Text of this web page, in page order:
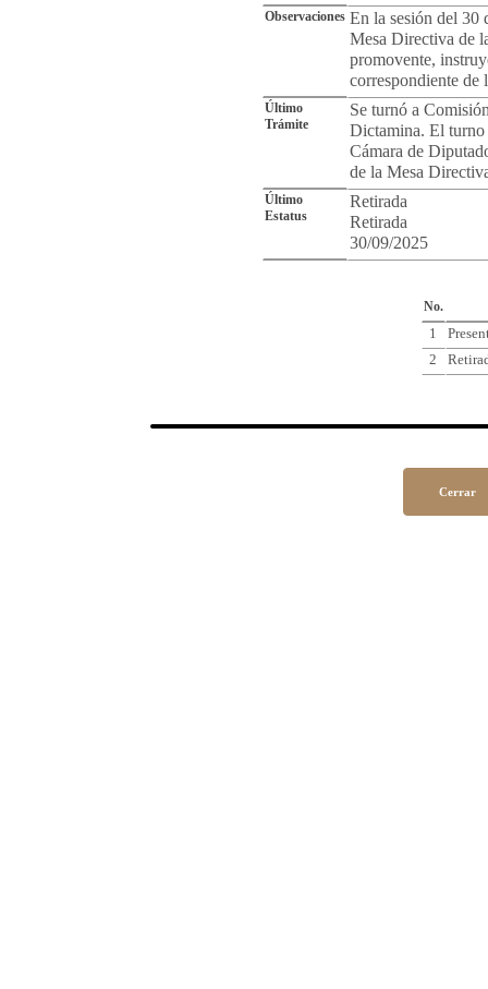
Observaciones En la sesión del 30
Mesa Directiva de
promovente,
correspondiente de
Último
Trámite
Se turnó a
Dictamina. El turno
Cámara de
de la Mesa
Último
Estatus
Retirada
Retirada
30/09/2025
No.
1
2
Cerrar